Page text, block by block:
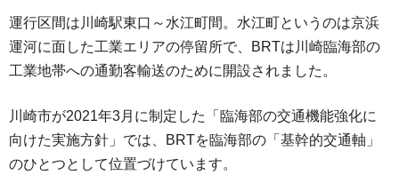
運行区間は川崎駅東口～水江町間。水江町というのは京浜
運河に面した工業エリアの停留所で、BRTは川崎臨海部の
工業地帯への通勤客輸送のために開設されました。
川崎市が2021年3月に制定した「臨海部の交通機能強化に
向けた実施方針」では、BRTを臨海部の「基幹的交通軸」
のひとつとして位置づけています。